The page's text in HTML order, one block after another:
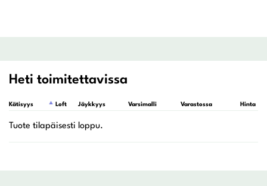
Heti toimitettavissa
Kätisyys Loft Jäykkyys Varsimalli Varastossa Hinta